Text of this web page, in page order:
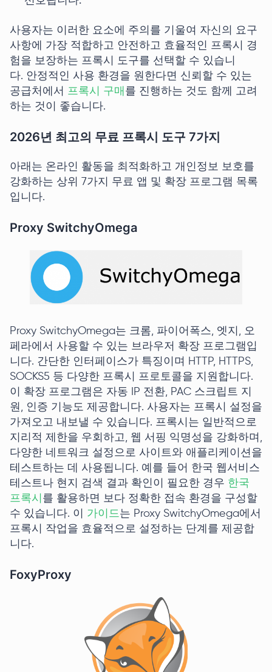
사용자는 이러한 요소에 주의를 기울여 자신의 요구
사항에 가장 적합하고 안전하고 효율적인 프록시 경
험을 보장하는 프록시 도구를 선택할 수 있습니
다. 안정적인 사용 환경을 원한다면 신뢰할 수 있는
공급처에서 프록시 구매 를 진행하는 것도 함께 고려
하는 것이 좋습니다.
2026년 최고의 무료 프록시 도구 7가지
아래는 온라인 활동을 최적화하고 개인정보 보호를
강화하는 상위 7가지 무료 앱 및 확장 프로그램 목록
입니다.
Proxy SwitchyOmega
Proxy SwitchyOmega는 크롬, 파이어폭스, 엣지, 오
페라에서 사용할 수 있는 브라우저 확장 프로그램입
니다. 간단한 인터페이스가 특징이며 HTTP, HTTPS,
SOCKS5 등 다양한 프록시 프로토콜을 지원합니다.
이 확장 프로그램은 자동 IP 전환, PAC 스크립트 지
원, 인증 기능도 제공합니다. 사용자는 프록시 설정을
가져오고 내보낼 수 있습니다. 프록시는 일반적으로
지리적 제한을 우회하고, 웹 서핑 익명성을 강화하며,
다양한 네트워크 설정으로 사이트와 애플리케이션을
테스트하는 데 사용됩니다. 예를 들어 한국 웹서비스
테스트나 현지 검색 결과 확인이 필요한 경우 한국
프록시 를 활용하면 보다 정확한 접속 환경을 구성할
수 있습니다. 이 가이드는 Proxy SwitchyOmega에서
프록시 작업을 효율적으로 설정하는 단계를 제공합
니다.
FoxyProxy